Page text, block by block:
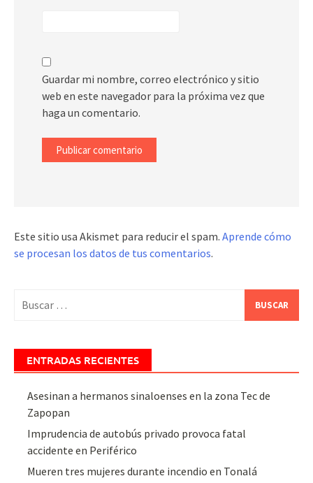
Guardar mi nombre, correo electrónico y sitio
web en este navegador para la próxima vez que
haga un comentario.
Este sitio usa Akismet para reducir el spam. Aprende cómo
se procesan los datos de tus comentarios.
ENTRADAS RECIENTES
Asesinan a hermanos sinaloenses en la zona Tec de
Zapopan
Imprudencia de autobús privado provoca fatal
accidente en Periférico
Mueren tres mujeres durante incendio en Tonalá